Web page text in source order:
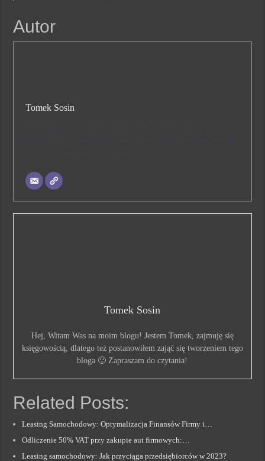
Autor
Tomek Sosin
Tomek Sosin
Hej, Witam Was na moim blogu! Jestem Tomek, zajmuję się
księgowością, dlatego też postanowiłem zająć się tworzeniem tego
bloga 🙂 Zapraszam do czytania!
Related Posts:
Leasing Samochodowy: Optymalizacja Finansów Firmy i…
Odliczenie 50% VAT przy zakupie aut firmowych:…
Leasing samochodowy: Jak przyciąga przedsiębiorców w 2023?